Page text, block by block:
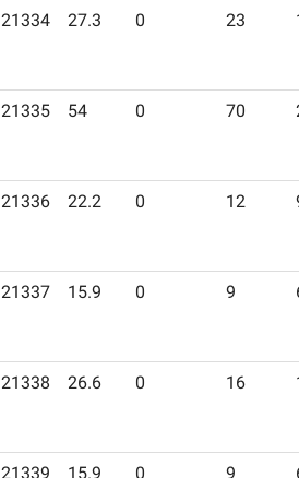
21334 27.3 0 23
21335 54 0 70
21336 22.2 0 12
21337 15.9 0 9
21338 26.6 0 16
21339 15.9 0 9